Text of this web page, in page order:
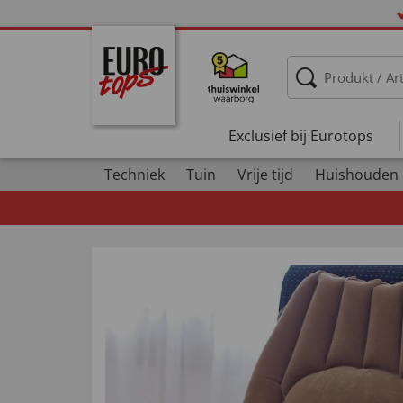
Exclusief bij Eurotops
Techniek
Tuin Vrije tijd Huishouden